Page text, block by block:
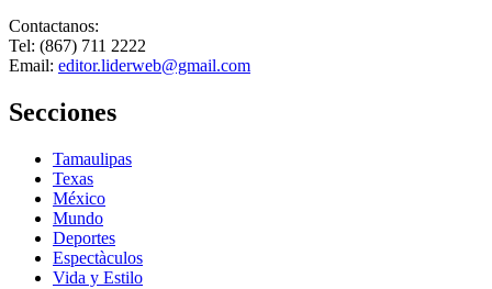
Contactanos:
Tel: (867) 711 2222
Email: editor.liderweb@gmail.com
Secciones
Tamaulipas
Texas
México
Mundo
Deportes
Espectàculos
Vida y Estilo